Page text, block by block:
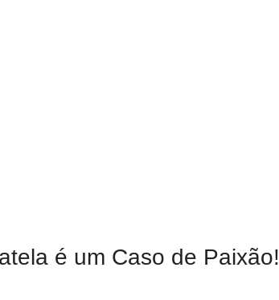
é um Caso de Paixão!